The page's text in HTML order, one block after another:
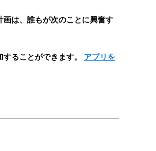
は、誰もが次のことに興奮す
ることができます。
アプリを